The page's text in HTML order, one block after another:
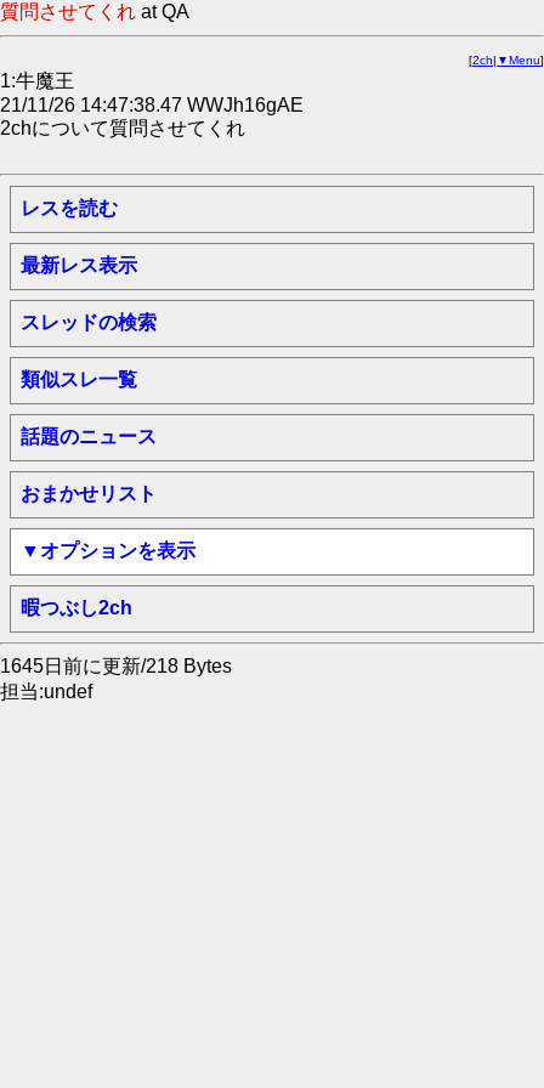
質問させてくれ at QA
[2ch| ▼Menu]
1:牛魔王
21/11/26 14:47:38.47 WWJh16gAE
2chについて質問させてくれ
レスを読む
最新レス表示
スレッドの検索
類似スレ一覧
話題のニュース
おまかせリスト
▼オプションを表示
暇つぶし2ch
1645日前に更新/218 Bytes
担当:undef